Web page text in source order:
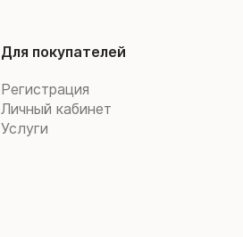
Для покупателей
Регистрация
Личный кабинет
Услуги